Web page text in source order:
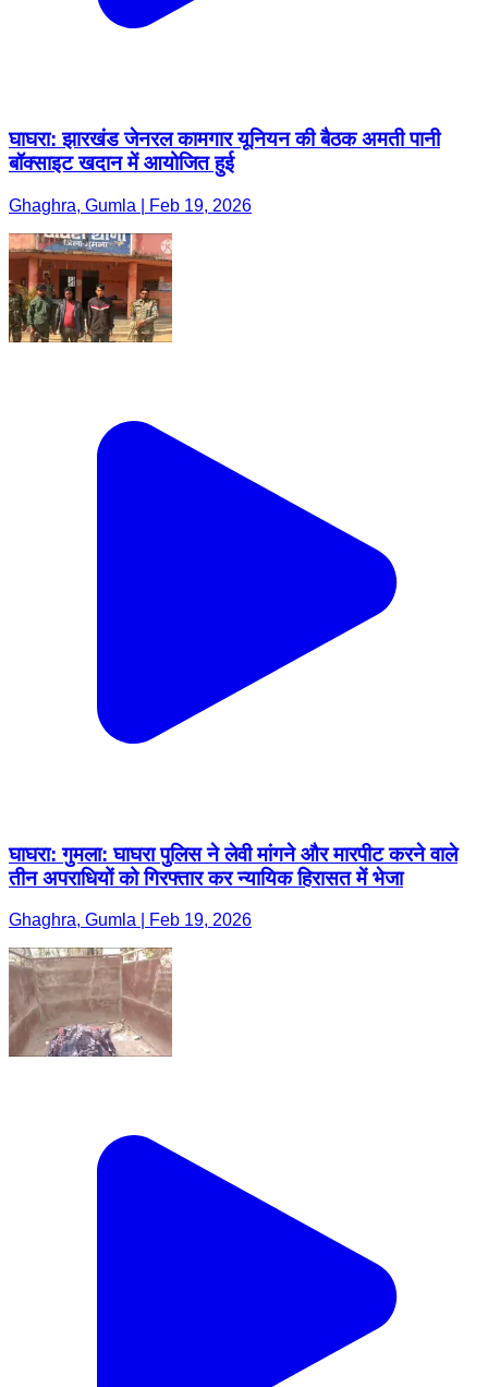
घाघरा: झारखंड जेनरल कामगार यूनियन की बैठक अमती पानी
बॉक्साइट खदान में आयोजित हुई
Ghaghra, Gumla | Feb 19, 2026
घाघरा: गुमला: घाघरा पुलिस ने लेवी मांगने और मारपीट करने वाले
तीन अपराधियों को गिरफ्तार कर न्यायिक हिरासत में भेजा
Ghaghra, Gumla | Feb 19, 2026